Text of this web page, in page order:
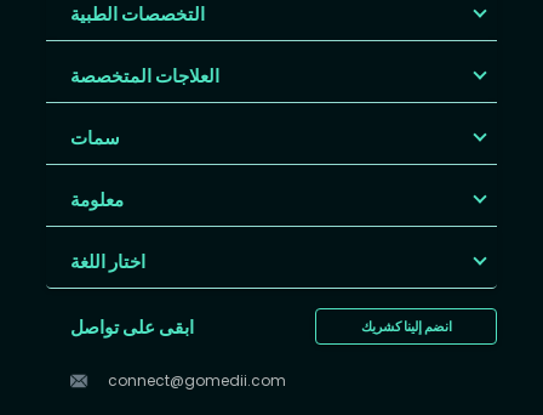
التخصصات الطبية
العلاجات المتخصصة
سمات
معلومة
اختار اللغة
انضم إلينا كشريك ابقى على تواصل
connect@gomedii.com